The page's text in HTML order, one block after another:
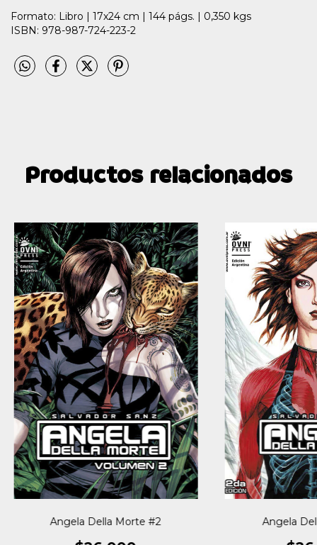
Formato: Libro | 17x24 cm | 144 págs. | 0,350 kgs
ISBN: 978-987-724-223-2
Productos relacionados
Angela Della Morte #2 Angela